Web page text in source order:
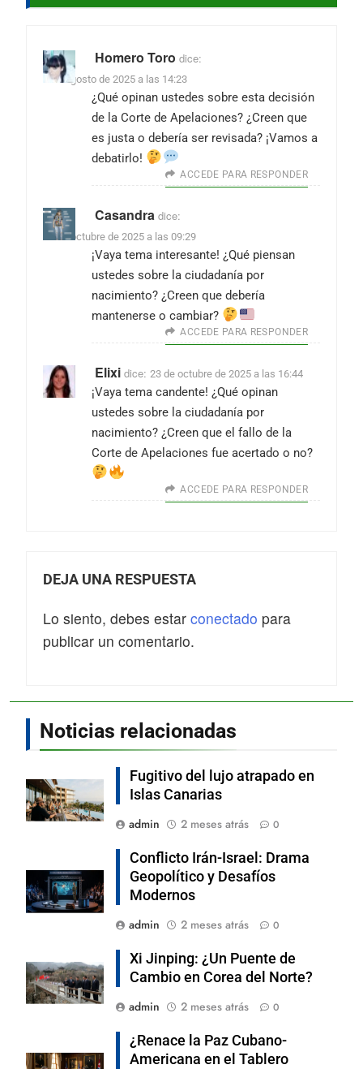
Homero Toro dice:
6 de agosto de 2025 a las 14:23
¿Qué opinan ustedes sobre esta decisión
de la Corte de Apelaciones? ¿Creen que
es justa o debería ser revisada? ¡Vamos a
debatirlo!
ACCEDE PARA RESPONDER
Casandra dice:
23 de octubre de 2025 a las 09:29
¡Vaya tema interesante! ¿Qué piensan
ustedes sobre la ciudadanía por
nacimiento? ¿Creen que debería
mantenerse o cambiar?
ACCEDE PARA RESPONDER
Elixi dice: 23 de octubre de 2025 a las 16:44
¡Vaya tema candente! ¿Qué opinan
ustedes sobre la ciudadanía por
nacimiento? ¿Creen que el fallo de la
Corte de Apelaciones fue acertado o no?
ACCEDE PARA RESPONDER
DEJA UNA RESPUESTA
Lo siento, debes estar conectado para
publicar un comentario.
Noticias relacionadas
Fugitivo del lujo atrapado en
Islas Canarias
admin
2 meses atrás 0
Conflicto Irán-Israel: Drama
Geopolítico y Desafíos
Modernos
admin
2 meses atrás 0
Xi Jinping: ¿Un Puente de
Cambio en Corea del Norte?
admin
2 meses atrás 0
¿Renace la Paz Cubano-
Americana en el Tablero